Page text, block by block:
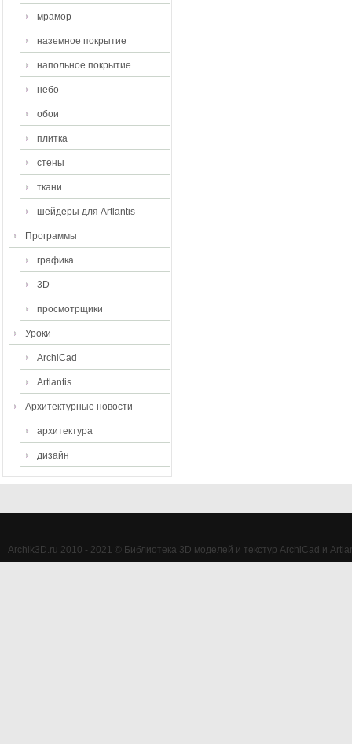
мрамор
наземное покрытие
напольное покрытие
небо
обои
плитка
стены
ткани
шейдеры для Artlantis
Программы
графика
3D
просмотрщики
Уроки
ArchiCad
Artlantis
Архитектурные новости
архитектура
дизайн
Archik3D.ru 2010 - 2021 © Библиотека 3D моделей и текстур ArchiCad и